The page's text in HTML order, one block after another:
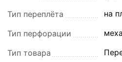
Тип переплёта на
Тип перфорации
Тип товара